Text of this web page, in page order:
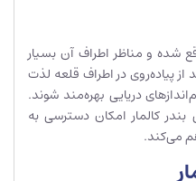
شده و مناظر اطراف آن بسیار
از پیاده‌روی در اطراف قلعه لذت
دریایی بهره‌مند شوند.
کالمار امکان دسترسی به
می‌کند.